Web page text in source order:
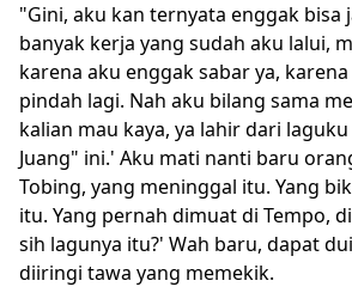
"Gini, aku kan ternyata enggak bisa
banyak kerja yang sudah aku lalui,
karena aku enggak sabar ya,
pindah lagi. Nah aku bilang sama
kalian mau kaya, ya lahir dari
Juang" ini.' Aku mati nanti baru
Tobing, yang meninggal itu. Yang
itu. Yang pernah dimuat di Tempo,
sih lagunya itu?' Wah baru, dapat
diiringi tawa yang memekik.